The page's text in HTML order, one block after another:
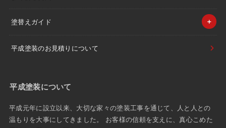
塗替えガイド
平成塗装のお見積りについて
平成塗装について
平成元年に設立以来、大切な家々の塗装工事を通じて、人と人との
温もりを大事にしてきました。 お客様の信頼を支えに、真心こめた